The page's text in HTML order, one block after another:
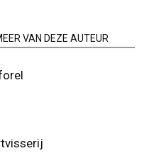
VAN DEZE AUTEUR